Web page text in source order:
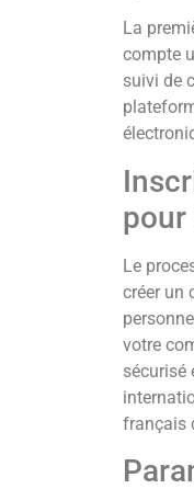
La
compte
suivi de
pour
Le
créer un
votre
sécurisé
français